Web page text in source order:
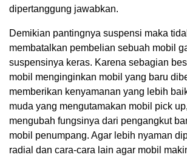
dipertanggung jawabkan.
Demikian pantingnya suspensi maka
membatalkan pembelian sebuah mobil
suspensinya keras. Karena sebagian
mobil menginginkan mobil yang baru
memberikan kenyamanan yang lebih
muda yang mengutamakan mobil pick
mengubah fungsinya dari pengangkut
mobil penumpang. Agar lebih nyaman
radial dan cara-cara lain agar mobil